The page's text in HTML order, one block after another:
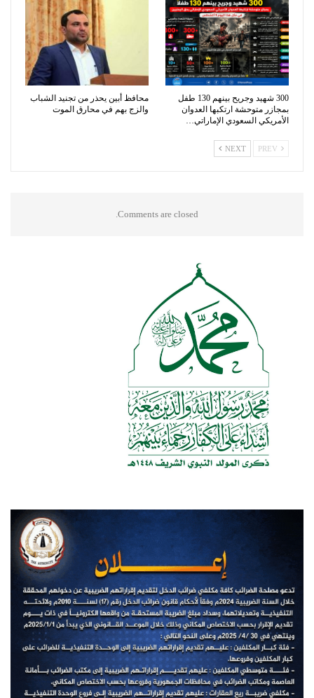
300 شهيد وجريح بينهم 130 طفل
بمجازر متوحشة ارتكبها العدوان
الأمريكي السعودي الإماراتي…
محافظ أبين يحذر من تجنيد الشباب
والزج بهم في محارق الموت
NEXT
Comments are closed.